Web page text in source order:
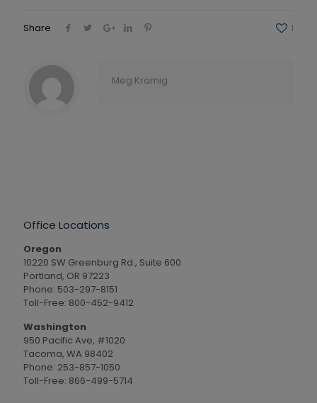
Share 1
Meg Kramig
Office Locations
Oregon
10220 SW Greenburg Rd., Suite 600
Portland, OR 97223
Phone: 503-297-8151
Toll-Free: 800-452-9412
Washington
950 Pacific Ave, #1020
Tacoma, WA 98402
Phone: 253-857-1050
Toll-Free: 866-499-5714